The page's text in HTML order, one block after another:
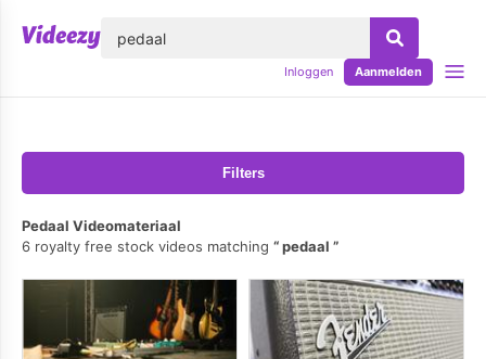
Inloggen Aanmelden
Filters
Pedaal Videomateriaal
6 royalty free stock videos matching
pedaal